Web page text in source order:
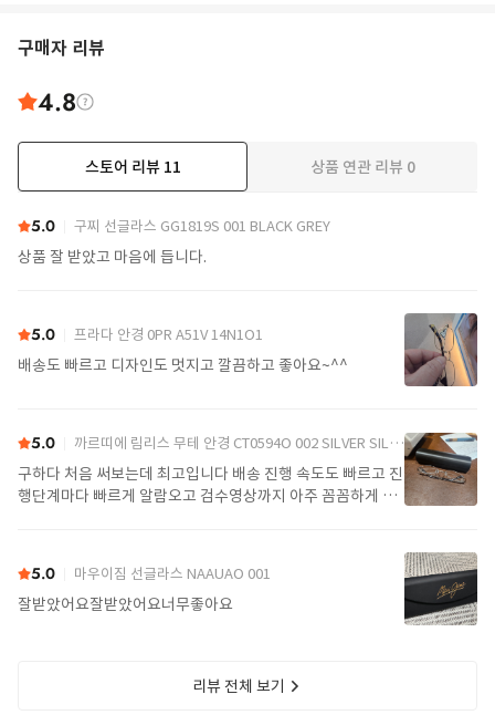
구매자 리뷰
4.8
스토어 리뷰 11 상품 연관 리뷰 0
5.0 구찌 선글라스 GG1819S 001 BLACK GREY
상품 잘 받았고 마음에 듭니다.
5.0 프라다 안경 0PR A51V 14N1O1
배송도 빠르고 디자인도 멋지고 깔끔하고 좋아요~^^
5.0 까르띠에 림리스 무테 안경 CT0594O 002 SILVER SILVER TRANSPARENT
구하다 처음 써보는데 최고입니다 배송 진행 속도도 빠르고 진
행단계마다 빠르게 알람오고 검수영상까지 아주 꼼꼼하게 찍
5.0 마우이짐 선글라스 NAAUAO 001
잘받았어요잘받았어요너무좋아요
리뷰 전체 보기